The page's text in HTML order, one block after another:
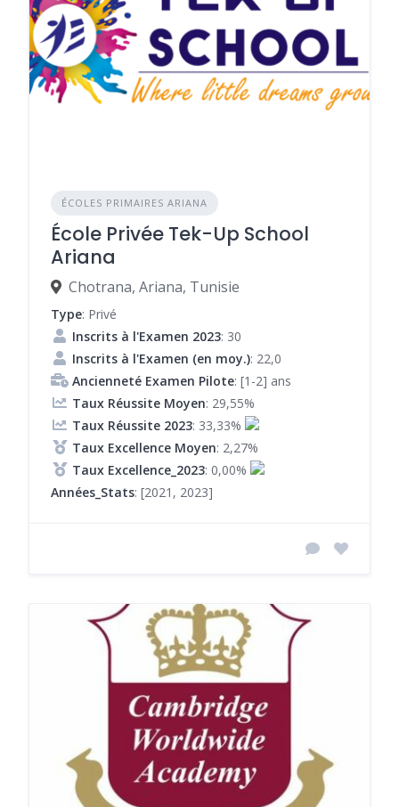
ÉCOLES PRIMAIRES ARIANA
École Privée Tek-Up School
Ariana
Chotrana, Ariana, Tunisie
Type: Privé
Inscrits à l'Examen 2023: 30
Inscrits à l'Examen (en moy.): 22,0
Ancienneté Examen Pilote: [1-2] ans
Taux Réussite Moyen: 29,55%
Taux Réussite 2023: 33,33%
Taux Excellence Moyen: 2,27%
Taux Excellence_2023: 0,00%
Années_Stats: [2021, 2023]